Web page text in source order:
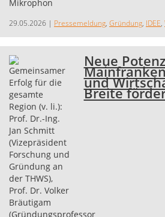
29.05.2026 | Pressemeldung, Gründung, IDEE,
Neue
und
Breite